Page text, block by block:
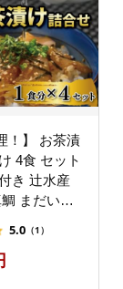
！】 お茶漬
4食 セット
き 辻水産
まだい
5.0 （1）